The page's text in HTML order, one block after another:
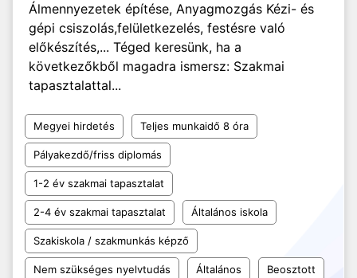
Álmennyezetek építése, Anyagmozgás Kézi- és
gépi csiszolás,felületkezelés, festésre való
előkészítés,... Téged keresünk, ha a
következőkből magadra ismersz: Szakmai
tapasztalattal...
Megyei hirdetés Teljes munkaidő 8 óra
Pályakezdő/friss diplomás
1-2 év szakmai tapasztalat
2-4 év szakmai tapasztalat Általános iskola
Szakiskola / szakmunkás képző
Nem szükséges nyelvtudás Általános Beosztott